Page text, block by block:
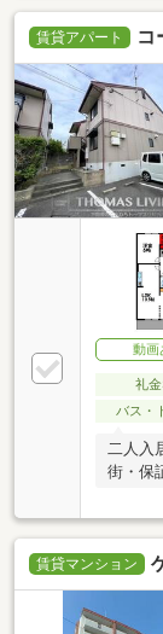
賃貸アパート コ
動画
礼
バス・
二人入
街・保
賃貸マンション